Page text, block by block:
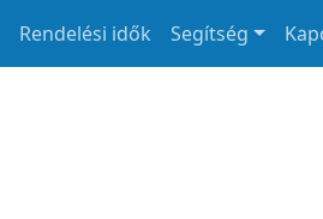
Rendelési idők Segítség